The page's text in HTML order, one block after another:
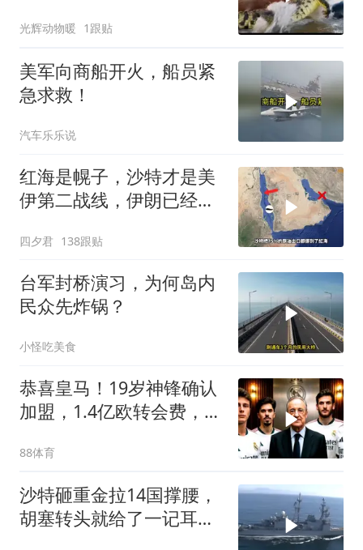
光辉动物暖 1跟贴
美军向商船开火，船员紧
急求救！
汽车乐乐说
红海是幌子，沙特才是美
伊第二战线，伊朗已经输
四夕君 138跟贴
台军封桥演习，为何岛内
民众先炸锅？
小怪吃美食
恭喜皇马！19岁神锋确认
加盟，1.4亿欧转会费，维
88体育
沙特砸重金拉14国撑腰，
胡塞转头就给了一记耳